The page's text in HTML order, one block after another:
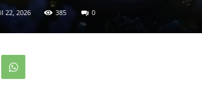
22, 2026 385 0